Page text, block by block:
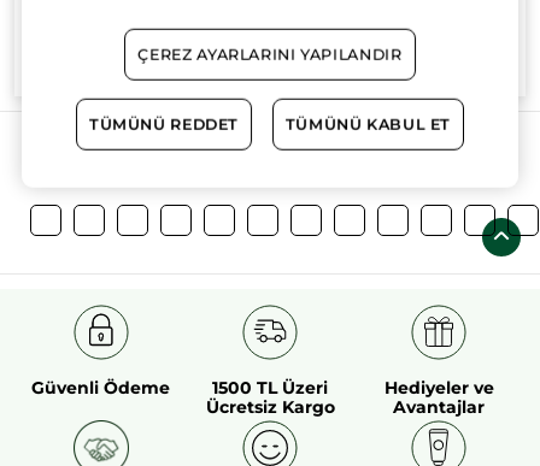
%100
aktifler
bitkisel
tarım sahası
Daha Fazlasını Keşfedin!
Güvenli Ödeme
1500 TL Üzeri
Ücretsiz Kargo
Hediyeler ve
Avantajlar
ÇEREZ AYARLARINI YAPILANDIR
TÜMÜNÜ REDDET TÜMÜNÜ KABUL ET